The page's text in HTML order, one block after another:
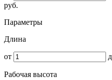
руб.
Параметры
Длина
от
Рабочая высота